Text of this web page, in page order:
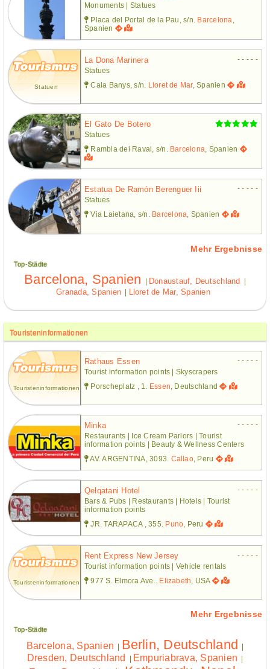
Monuments | Statues
Placa del Portal de la Pau, s/n. Barcelona
Spanien
Statuen
La Dona Marinera
- - - - -
Statues
Cala Banys, s/n.
Lloret de Mar, Spanien
El Gato De Botero
Statues
Rambla del Raval, s/n. Barcelona , Spanien
Estatua De Ramón Berenguer Iii
- - - - -
Statues
Via Laietana, s/n. Barcelona , Spanien
Mehr Ergebnisse
Top-Städte
Barcelona, Spanien | Donaustauf, Deutschland |
Granada, Spanien | Lloret de Mar, Spanien
Touristeninformationen
Touristeninformationen
Rathaus Essen
- - - - -
Tourist information points | Skyscrapers
Porscheplatz , 1. Essen , Deutschland
Minka
- - - - -
Restaurants | Ice Cream Parlors | Tourist
information points | Beauty & Wellness Centers
AV. ARGENTINA, 3093. Callao, Peru
Qelqatani Hotel
- - - - -
Bars & Pubs | Restaurants | Hotels | Tourist
information points
JR. TARAPACA , 355. Puno , Peru
Touristeninformationen
Rent Express New Jersey
- - - - -
Tourist information points | Vehicle rentals
977 S. Elmora Ave.. Elizabeth , USA
Mehr Ergebnisse
Top-Städte
Barcelona, Spanien | Berlin, Deutschland |
Dresden, Deutschland | Empuriabrava, Spanien |